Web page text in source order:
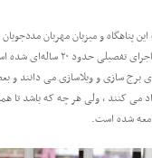
پناهگاه و میزبان مهربان
کشاکش بر سر طرح پرماجرای
برج سازی و ویلاسازی می دانند و
می کنند ، ولی هر چه که باشد تا
شده است.